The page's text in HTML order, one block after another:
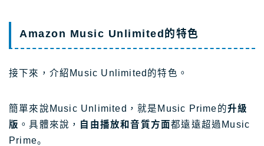
Amazon Music Unlimited的特色
接下來，介紹Music Unlimited的特色。
簡單來說Music Unlimited，就是Music Prime的升級
版 。具體來說， 自由播放和音質方面都遠遠超過Music
Prime。